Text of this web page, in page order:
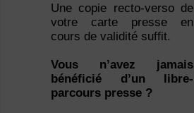
Une copie recto-verso de
votre carte presse en
cours de validité suffit.
Vous n’avez jamais
bénéficié d’un libre-
parcours presse ?